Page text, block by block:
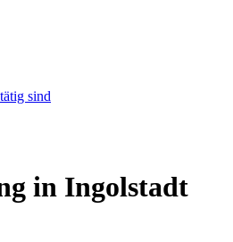
sind
in Ingolstadt